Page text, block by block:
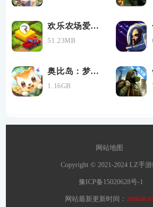
欢乐农场爱消除
51.23MB
奥比岛：梦幻国度
1.16GB
网站地图
Copyright © 2021-2024 LZ手
豫ICP备15020628号-1
网站最新更新时间： 2026-08-